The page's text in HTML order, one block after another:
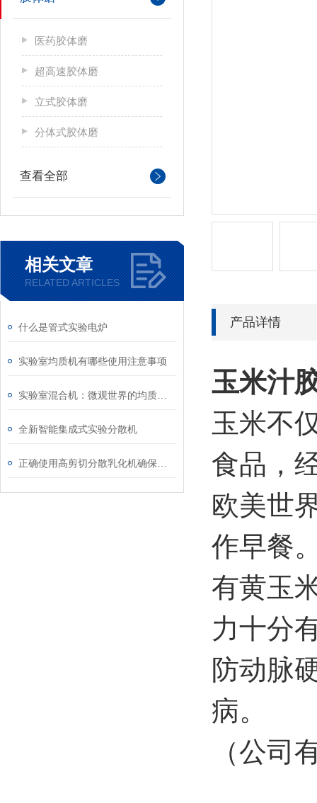
医药胶体磨
超高速胶体磨
立式胶体磨
分体式胶体磨
查看全部
相关文章
RELATED ARTICLES
什么是管式实验电炉
实验室均质机有哪些使用注意事项
全新智能集成式实验分散机
产品详情
玉米汁
玉米不
食品，
欧美世
作早餐
有黄玉
力十分
防动脉
病。
（公司